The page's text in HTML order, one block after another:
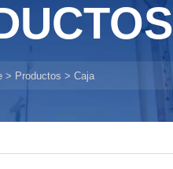
> Productos > Caja